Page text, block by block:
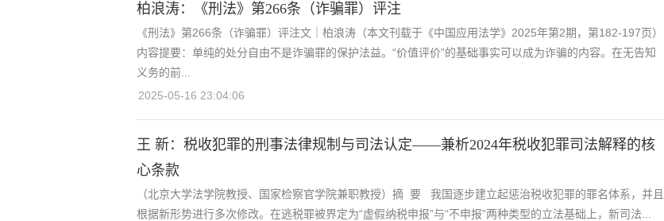
柏浪涛：《刑法》第266条（诈骗罪）评注
《刑法》第266条（诈骗罪）评注文｜柏浪涛（本文刊载于《中国应用法学》2025年第2期，第182-197页）
内容提要：单纯的处分自由不是诈骗罪的保护法益。“价值评价”的基础事实可以成为诈骗的内容。在无告知
义务的前...
2025-05-16 23:04:06
王 新：税收犯罪的刑事法律规制与司法认定——兼析2024年税收犯罪司法解释的核
心条款
（北京大学法学院教授、国家检察官学院兼职教授）摘 要 我国逐步建立起惩治税收犯罪的罪名体系，并且
根据新形势进行多次修改。在逃税罪被界定为“虚假纳税申报”与“不申报”两种类型的立法基础上，新司法...